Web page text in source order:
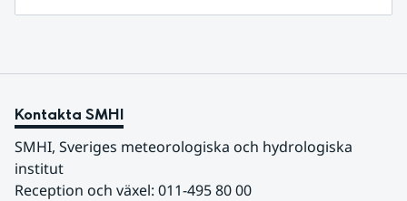
Kontakta SMHI
SMHI, Sveriges meteorologiska och hydrologiska
institut
Reception och växel: 011-495 80 00